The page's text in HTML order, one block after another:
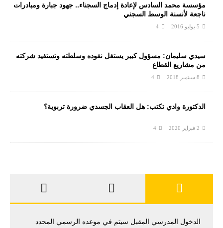
مؤسسة محمد السادس لإعادة إدماج السجناء.. جهود جبارة ومبادرات
ناجعة لأنسنة الوسط السجني
5 يوليو 2016 4
سيدي سليمان: مسؤول كبير يستغل نفوده وسلطته وتستفيد شركته
من مشاريع القطاع
8 سبتمبر 2018 4
الدكتورة وادي تكتب: هل العقاب الجسدي ضرورة تربوية؟
2 فبراير 2020 4
الدخول المدرسي المقبل سیتم في موعده الرسمي المحدد